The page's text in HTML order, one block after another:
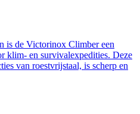
is de Victorinox Climber een
klim- en survivalexpedities. Deze
van roestvrijstaal, is scherp en